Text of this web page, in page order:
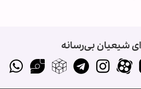
شیعیان بی‌رسانه